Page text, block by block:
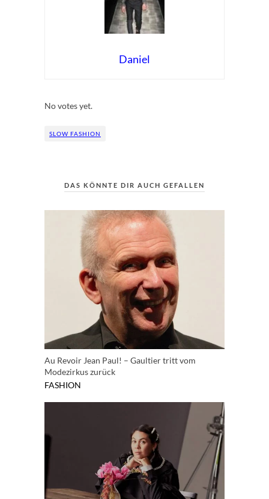
Daniel
No votes yet.
SLOW FASHION
DAS KÖNNTE DIR AUCH GEFALLEN
Au Revoir Jean Paul! – Gaultier tritt vom
Modezirkus zurück
FASHION